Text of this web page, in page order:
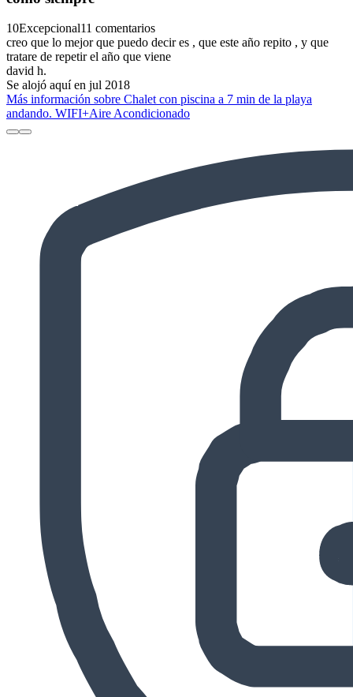
10Excepcional11 comentarios
creo que lo mejor que puedo decir es , que este año repito , y que
tratare de repetir el año que viene
david h.
Se alojó aquí en jul 2018
Más información sobre Chalet con piscina a 7 min de la playa
andando. WIFI+Aire Acondicionado